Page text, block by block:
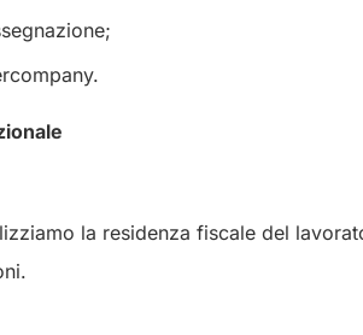
la residenza fiscale del